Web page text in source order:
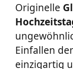
Originelle
Einfallen
einzigartig